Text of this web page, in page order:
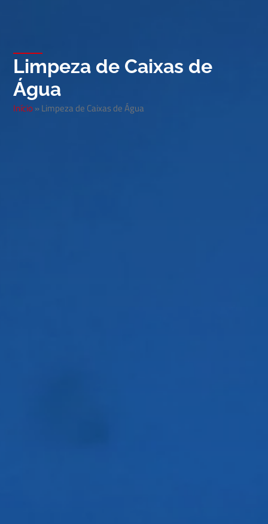
Limpeza de Caixas de
Água
Início»Limpeza de Caixas de Água